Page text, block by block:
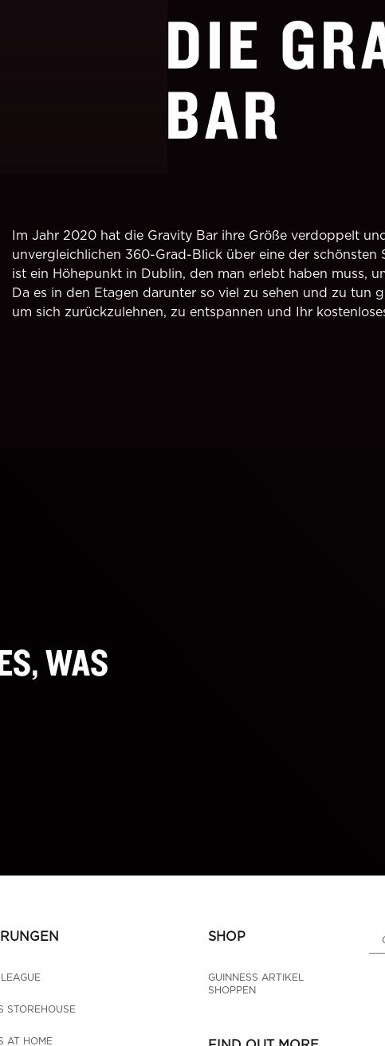
DIE
BAR
Im Jahr 2020 hat die Gravity Bar ihre Größe verdoppelt
unvergleichlichen 360-Grad-Blick über eine der schönsten
ist ein Höhepunkt in Dublin, den man erlebt haben muss,
Da es in den Etagen darunter so viel zu sehen und zu tun
um sich zurückzulehnen, zu entspannen und Ihr
WAS
STOREHOUSE
AT HOME
SHOP
GUINNESS ARTIKEL
SHOPPEN